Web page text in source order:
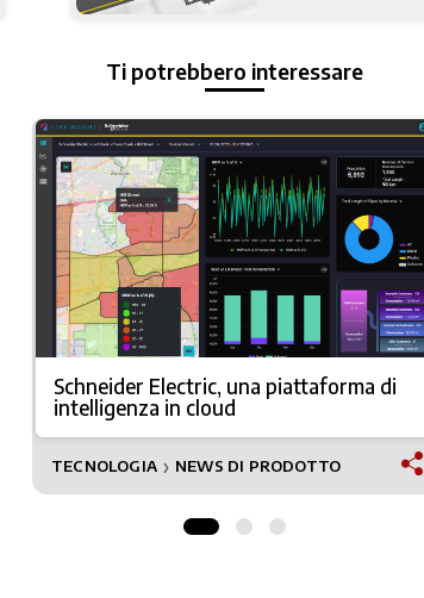
Ti potrebbero interessare
Schneider Electric, una piattaforma di
intelligenza in cloud
TECNOLOGIA ❯ NEWS DI PRODOTTO